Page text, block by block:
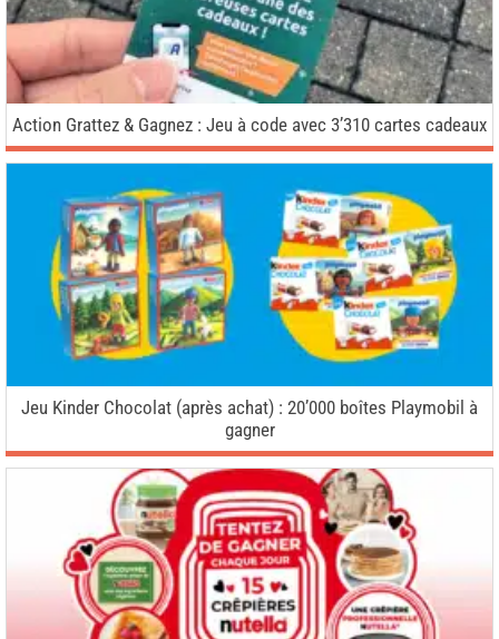
Action Grattez & Gagnez : Jeu à code avec 3’310 cartes cadeaux
Jeu Kinder Chocolat (après achat) : 20’000 boîtes Playmobil à
gagner